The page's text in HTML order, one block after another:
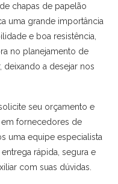
chapas de papelão
uma grande importância
e boa resistência,
no planejamento de
deixando a desejar nos
seu orçamento e
fornecedores de
uma equipe especialista
rápida, segura e
com suas dúvidas.